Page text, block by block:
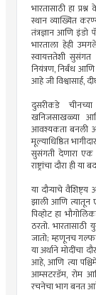
भारतासाठी हा
स्थान व्याख्यित
तंत्रज्ञान आणि
भारताला हेही
स्वायत्ततेशी सुसंगत
नियंत्रण, निर्बंध
आहे जी विश्वासार्ह,
दुसरीकडे
खनिजसाखळ्या
आवश्यकता बनली
मूल्याधिष्ठित
सुसंगती देणारा एक
राष्ट्रांचा दौरा ही
या दौऱ्याचे
झाली आणि त्यातून
पिव्होट हा
ठरतो. भारतासाठी
जातो; म्हणूनच
या अर्थाने मोदींचा
आहे, आणि त्या
आम्सटरडॅम, रोम
रचनेचा भाग बनत